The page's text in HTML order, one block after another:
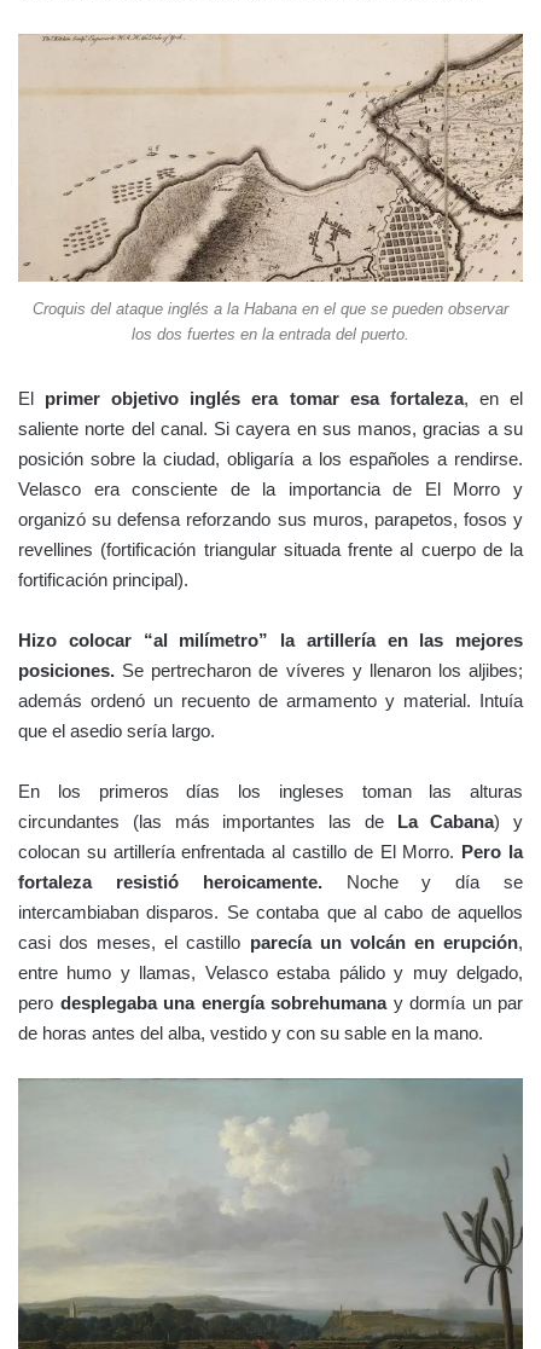
Croquis del ataque inglés a la Habana en el que se pueden observar
los dos fuertes en la entrada del puerto.
El primer objetivo inglés era tomar esa fortaleza, en el
saliente norte del canal. Si cayera en sus manos, gracias a su
posición sobre la ciudad, obligaría a los españoles a rendirse.
Velasco era consciente de la importancia de El Morro y
organizó su defensa reforzando sus muros, parapetos, fosos y
revellines (fortificación triangular situada frente al cuerpo de la
fortificación principal).
Hizo colocar “al milímetro” la artillería en las mejores
posiciones. Se pertrecharon de víveres y llenaron los aljibes;
además ordenó un recuento de armamento y material. Intuía
que el asedio sería largo.
En los primeros días los ingleses toman las alturas
circundantes (las más importantes las de La Cabana) y
colocan su artillería enfrentada al castillo de El Morro. Pero la
fortaleza resistió heroicamente. Noche y día se
intercambiaban disparos. Se contaba que al cabo de aquellos
casi dos meses, el castillo parecía un volcán en erupción,
entre humo y llamas, Velasco estaba pálido y muy delgado,
pero desplegaba una energía sobrehumanay dormía un par
de horas antes del alba, vestido y con su sable en la mano.